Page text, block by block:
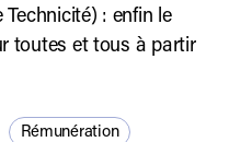
: enfin le
toutes et tous à partir
Rémunération